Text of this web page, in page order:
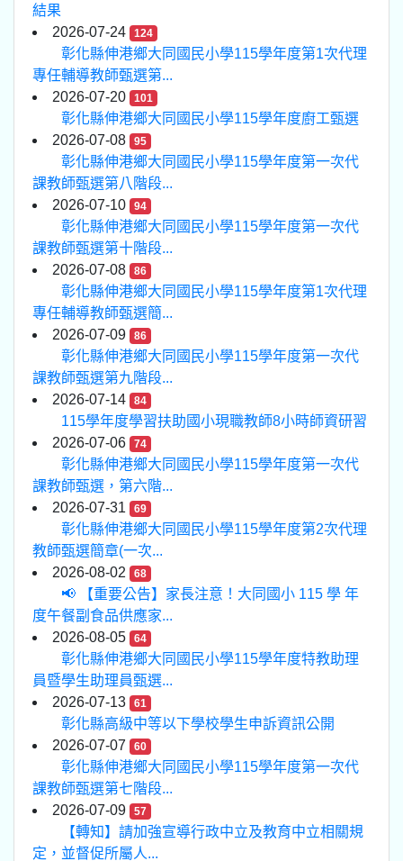
結果
2026-07-24
124
彰化縣伸港鄉大同國民小學115學年度第1次代理
專任輔導教師甄選第...
2026-07-20
101
彰化縣伸港鄉大同國民小學115學年度廚工甄選
2026-07-08
95
彰化縣伸港鄉大同國民小學115學年度第一次代
課教師甄選第八階段...
2026-07-10
94
彰化縣伸港鄉大同國民小學115學年度第一次代
課教師甄選第十階段...
2026-07-08
86
彰化縣伸港鄉大同國民小學115學年度第1次代理
專任輔導教師甄選簡...
2026-07-09
86
彰化縣伸港鄉大同國民小學115學年度第一次代
課教師甄選第九階段...
2026-07-14
84
115學年度學習扶助國小現職教師8小時師資研習
2026-07-06
74
彰化縣伸港鄉大同國民小學115學年度第一次代
課教師甄選，第六階...
2026-07-31
69
彰化縣伸港鄉大同國民小學115學年度第2次代理
教師甄選簡章(一次...
2026-08-02
68
📢 【重要公告】家長注意！大同國小 115 學 年
度午餐副食品供應家...
2026-08-05
64
彰化縣伸港鄉大同國民小學115學年度特教助理
員暨學生助理員甄選...
2026-07-13
61
彰化縣高級中等以下學校學生申訴資訊公開
2026-07-07
60
彰化縣伸港鄉大同國民小學115學年度第一次代
課教師甄選第七階段...
2026-07-09
57
【轉知】請加強宣導行政中立及教育中立相關規
定，並督促所屬人...